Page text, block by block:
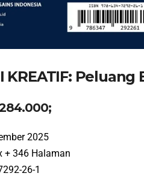
KREATIF:
2025
+ 346 Halaman
26-1